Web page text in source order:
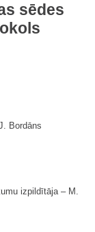
sēdes
Bordāns
izpildītāja ‒ M.